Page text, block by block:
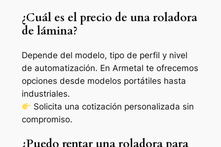
¿Cuál es el precio de una roladora
de lámina?
Depende del modelo, tipo de perfil y nivel
de automatización. En Armetal te ofrecemos
opciones desde modelos portátiles hasta
industriales.
Solicita una cotización personalizada sin
compromiso.